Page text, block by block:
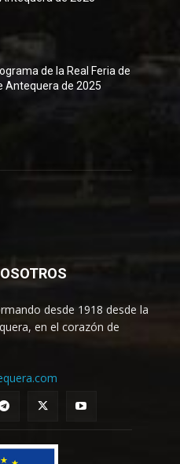
de la Real Feria de
Antequera de 2025
desde 1918 desde la
en el corazón de